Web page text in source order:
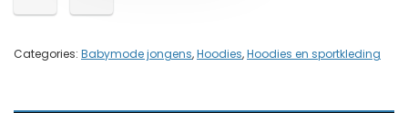
Categories: Babymode jongens,Hoodies,Hoodies en sportkleding